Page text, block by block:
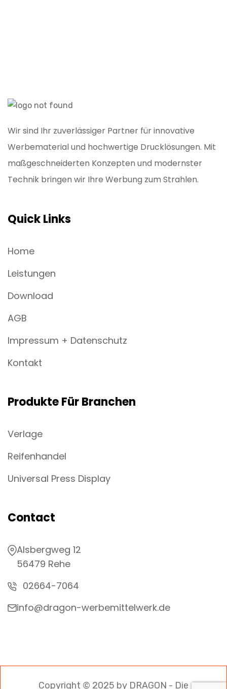
Wir sind Ihr zuverlässiger Partner für innovative
Werbematerial und hochwertige Drucklösungen. Mit
maßgeschneiderten Konzepten und modernster
Technik bringen wir Ihre Werbung zum Strahlen.
Quick Links
Home
Leistungen
Download
AGB
Impressum + Datenschutz
Kontakt
Produkte Für Branchen
Verlage
Reifenhandel
Universal Press Display
Contact
Alsbergweg 12
56479 Rehe
02664-7064
info@dragon-werbemittelwerk.de
Copyright © 2025 by DRAGON - Die